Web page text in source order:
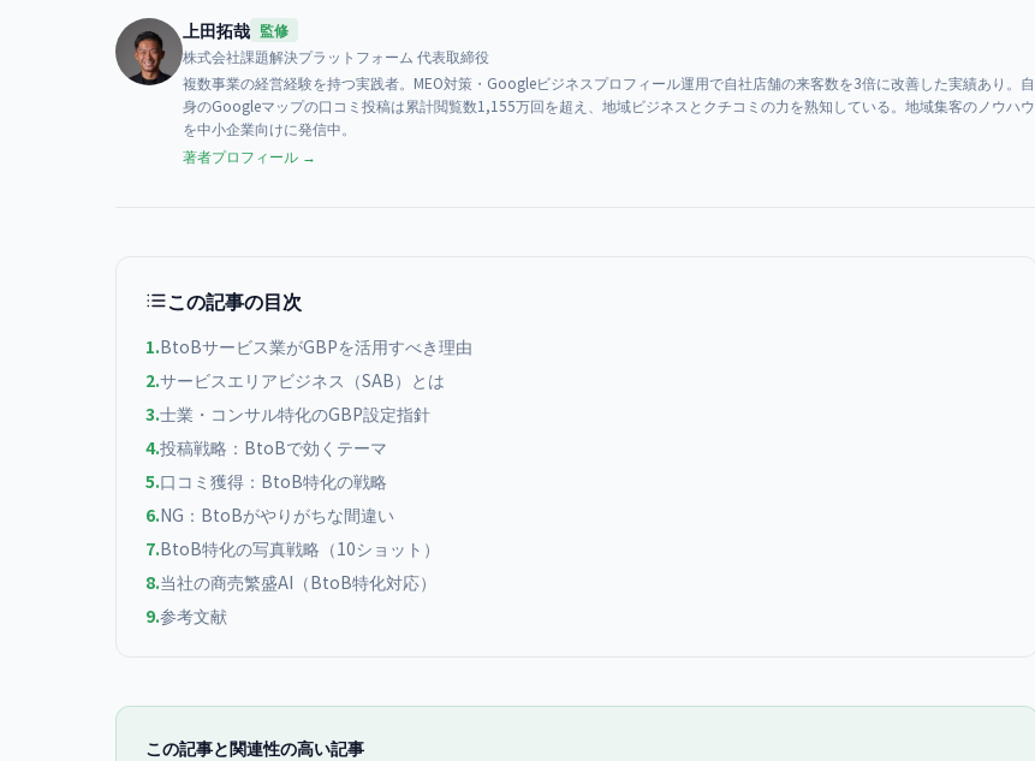
上田拓哉 監修
株式会社課題解決プラットフォーム 代表取締役
複数事業の経営経験を持つ実践者。MEO対策・Googleビジネスプロフィール運用で自社店舗の来客数を3倍に改善した実績あり。自
身のGoogleマップの口コミ投稿は累計閲覧数1,155万回を超え、地域ビジネスとクチコミの力を熟知している。地域集客のノウハウ
を中小企業向けに発信中。
著者プロフィール →
この記事の目次
1.BtoBサービス業がGBPを活用すべき理由
2.サービスエリアビジネス（SAB）とは
3.士業・コンサル特化のGBP設定指針
4.投稿戦略：BtoBで効くテーマ
5.口コミ獲得：BtoB特化の戦略
6.NG：BtoBがやりがちな間違い
7.BtoB特化の写真戦略（10ショット）
8.当社の商売繁盛AI（BtoB特化対応）
9.参考文献
この記事と関連性の高い記事